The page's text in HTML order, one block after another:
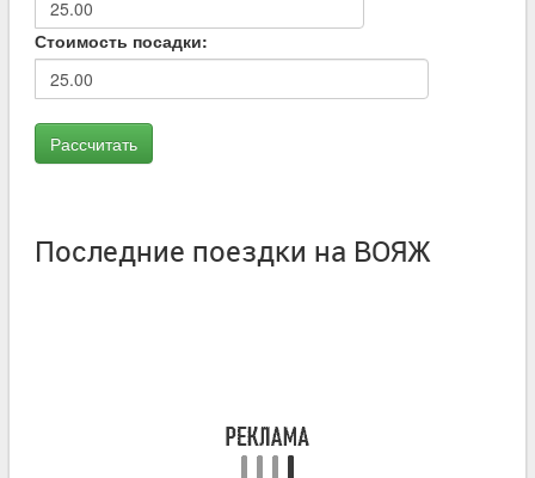
Стоимость посадки:
Последние поездки на ВОЯЖ